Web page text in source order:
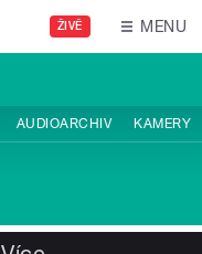
ŽIVĚ MENU
AUDIOARCHIV KAMERY